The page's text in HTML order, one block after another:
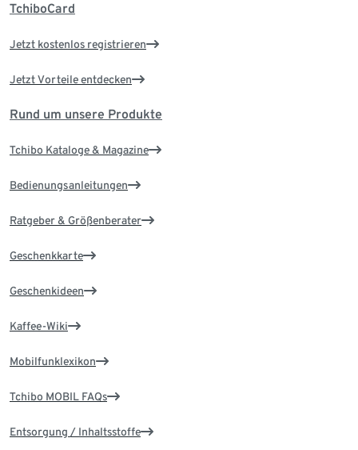
TchiboCard
Jetzt kostenlos registrieren
Jetzt Vorteile entdecken
Rund um unsere Produkte
Tchibo Kataloge & Magazine
Bedienungsanleitungen
Ratgeber & Größenberater
Geschenkkarte
Geschenkideen
Kaffee-Wiki
Mobilfunklexikon
Tchibo MOBIL FAQs
Entsorgung / Inhaltsstoffe